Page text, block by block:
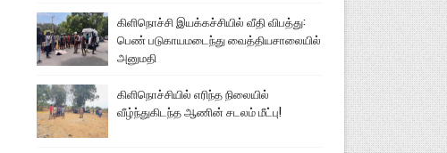
கிளிநொச்சி இயக்கச்சியில் வீதி விபத்து:
பெண் படுகாயமடைந்து வைத்தியசாலையில்
அனுமதி
கிளிநொச்சியில் எரிந்த நிலையில்
வீழ்ந்துகிடந்த ஆணின் சடலம் மீட்பு!